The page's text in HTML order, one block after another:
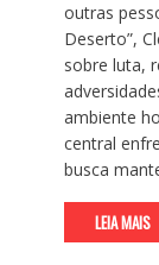
outras
Deserto”,
sobre luta,
ambiente
central
busca
LEIA MAIS